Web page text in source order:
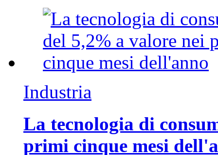
Industria
La tecnologia di
primi cinque mesi